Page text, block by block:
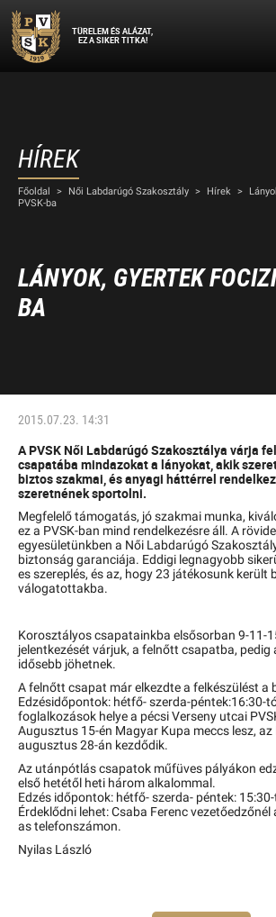
TÜRELEM ÉS ALÁZAT,
EZ A SIKER TITKA!
HÍREK
Főoldal > Női Labdarúgó Szakosztály > Hírek >
PVSK-ba
LÁNYOK, GYERTEK
BA
2015.07.23. 14:31
A PVSK Női Labdarúgó Szakosztálya várja
csapatába mindazokat a lányokat, akik
biztos szakmai, és anyagi háttérrel
szeretnének sportolni.
Megfelelő támogatás, jó szakmai munka,
ez a PVSK-ban mind rendelkezésre áll. A
egyesületünkben a Női Labdarúgó
biztonság garanciája. Eddigi legnagyobb
es szereplés, és az, hogy 23 játékosunk került
válogatottakba.
Korosztályos csapatainkba elsősorban 9-11-
jelentkezését várjuk, a felnőtt csapatba, pedig
idősebb jöhetnek.
A felnőtt csapat már elkezdte a felkészülést a
Edzésidőpontok: hétfő- szerda-péntek:16:30-
foglalkozások helye a pécsi Verseny utcai
Augusztus 15-én Magyar Kupa meccs lesz, az
augusztus 28-án kezdődik.
Az utánpótlás csapatok műfüves pályákon
első hetétől heti három alkalommal.
Edzés időpontok: hétfő- szerda- péntek:
Érdeklődni lehet: Csaba Ferenc
as telefonszámon.
Nyilas László